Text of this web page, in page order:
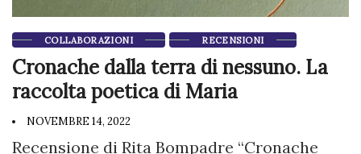
COLLABORAZIONI RECENSIONI
Cronache dalla terra di nessuno. La
raccolta poetica di Maria
NOVEMBRE 14, 2022
Recensione di Rita Bompadre “Cronache